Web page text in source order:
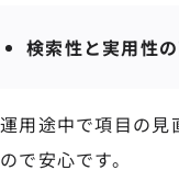
検索性と実用性
運用途中で項目の見
ので安心です。